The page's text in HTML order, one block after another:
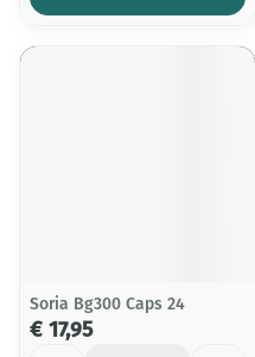
Soria Bg300 Caps 24
€ 17,95